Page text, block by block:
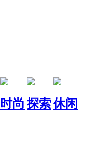
时尚 探索休闲